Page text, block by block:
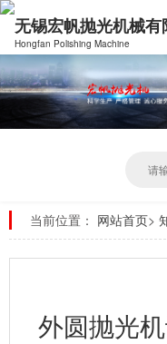
无锡宏帆抛光机械有
Hongfan Polishing Machine
当前位置： 网站首页>
外圆抛光